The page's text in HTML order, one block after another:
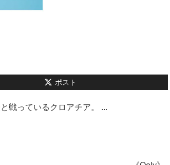
ポスト
戦っているクロアチア。 ...